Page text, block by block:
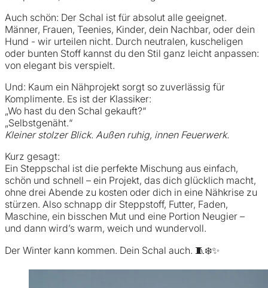
Auch schön: Der Schal ist für absolut alle geeignet.
Männer, Frauen, Teenies, Kinder, dein Nachbar, oder dein
Hund - wir urteilen nicht. Durch neutralen, kuscheligen
oder bunten Stoff kannst du den Stil ganz leicht anpassen:
von elegant bis verspielt.
Und: Kaum ein Nähprojekt sorgt so zuverlässig für
Komplimente. Es ist der Klassiker:
„Wo hast du den Schal gekauft?“
„Selbstgenäht.“
Kleiner stolzer Blick. Außen ruhig, innen Feuerwerk.
Kurz gesagt:
Ein Steppschal ist die perfekte Mischung aus einfach,
schön und schnell – ein Projekt, das dich glücklich macht,
ohne drei Abende zu kosten oder dich in eine Nähkrise zu
stürzen. Also schnapp dir Steppstoff, Futter, Faden,
Maschine, ein bisschen Mut und eine Portion Neugier –
und dann wird’s warm, weich und wundervoll.
Der Winter kann kommen. Dein Schal auch. 🧵❄️✨